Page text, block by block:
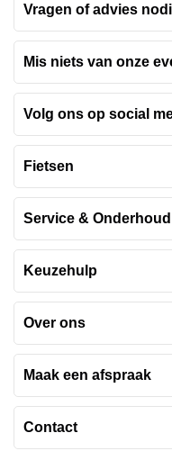
Vragen of advies
Mis niets van onze
Volg ons op social
Fietsen
Service & Onderhoud
Keuzehulp
Over ons
Maak een afspraak
Contact